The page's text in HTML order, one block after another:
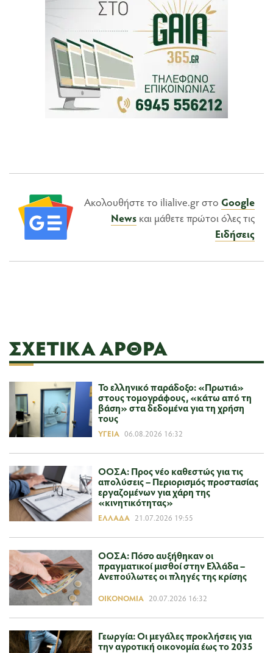
Ακολουθήστε το ilialive.gr στο Google
News και μάθετε πρώτοι όλες τις
Ειδήσεις
ΣΧΕΤΙΚΆ ΆΡΘΡΑ
Το ελληνικό παράδοξο: «Πρωτιά»
στους τομογράφους, «κάτω από τη
βάση» στα δεδομένα για τη χρήση
τους
ΥΓΕΊΑ 06.08.2026 16:32
ΟΟΣΑ: Προς νέο καθεστώς για τις
απολύσεις – Περιορισμός προστασίας
εργαζομένων για χάρη της
«κινητικότητας»
ΕΛΛΆΔΑ 21.07.2026 19:55
ΟΟΣΑ: Πόσο αυξήθηκαν οι
πραγματικοί μισθοί στην Ελλάδα –
Ανεπούλωτες οι πληγές της κρίσης
ΟΙΚΟΝΟΜΊΑ 20.07.2026 16:32
Γεωργία: Οι μεγάλες προκλήσεις για
την αγροτική οικονομία έως το 2035